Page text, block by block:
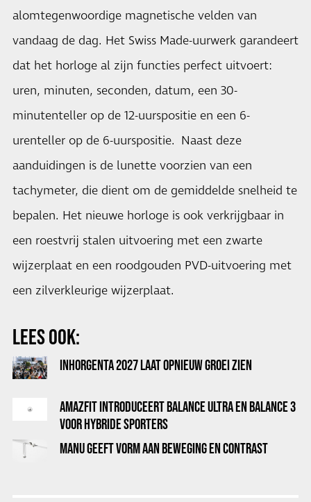
alomtegenwoordige magnetische velden van
vandaag de dag. Het Swiss Made-uurwerk garandeert
dat het horloge al zijn functies perfect uitvoert:
uren, minuten, seconden, datum, een 30-
minutenteller op de 12-uurspositie en een 6-
urenteller op de 6-uurspositie. Naast deze
aanduidingen is de lunette voorzien van een
tachymeter, die dient om de gemiddelde snelheid te
bepalen. Het nieuwe horloge is ook verkrijgbaar in
een roestvrij stalen uitvoering met een zwarte
wijzerplaat en een roodgouden PVD-uitvoering met
een zilverkleurige wijzerplaat.
LEES OOK:
INHORGENTA 2027 LAAT OPNIEUW GROEI ZIEN
AMAZFIT INTRODUCEERT BALANCE ULTRA EN BALANCE 3
VOOR HYBRIDE SPORTERS
MANU GEEFT VORM AAN BEWEGING EN CONTRAST